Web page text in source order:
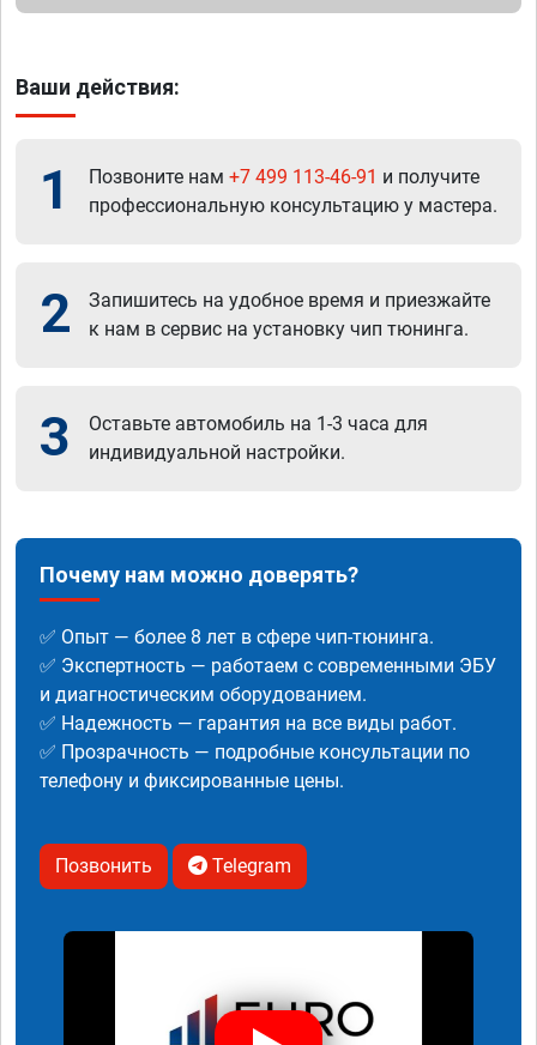
Ваши действия:
1 Позвоните нам +7 499 113-46-91 и получите
профессиональную консультацию у мастера.
2
Запишитесь на удобное время и приезжайте
к нам в сервис на установку чип тюнинга.
3
Оставьте автомобиль на 1-3 часа для
индивидуальной настройки.
Почему нам можно доверять?
✅ Опыт — более 8 лет в сфере чип-тюнинга.
✅ Экспертность — работаем с современными ЭБУ
и диагностическим оборудованием.
✅ Надежность — гарантия на все виды работ.
✅ Прозрачность — подробные консультации по
телефону и фиксированные цены.
Позвонить Telegram